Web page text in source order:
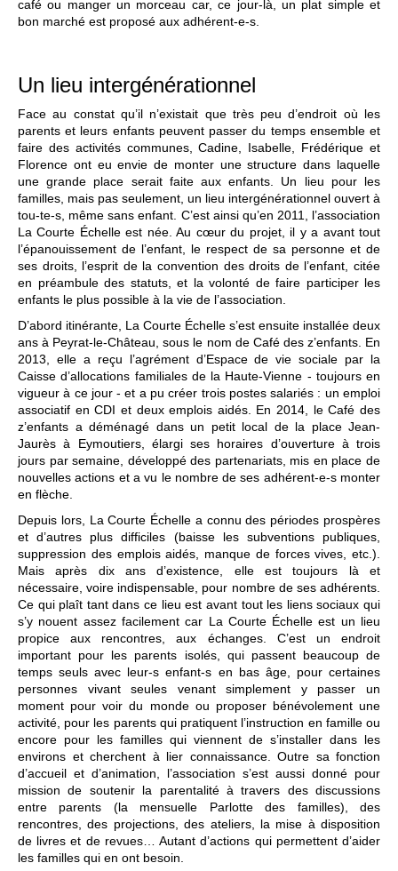
café ou manger un morceau car, ce jour-là, un plat simple et
bon marché est proposé aux adhérent-e-s.
Un lieu intergénérationnel
Face au constat qu’il n’existait que très peu d’endroit où les
parents et leurs enfants peuvent passer du temps ensemble et
faire des activités communes, Cadine, Isabelle, Frédérique et
Florence ont eu envie de monter une structure dans laquelle
une grande place serait faite aux enfants. Un lieu pour les
familles, mais pas seulement, un lieu intergénérationnel ouvert à
tou-te-s, même sans enfant. C’est ainsi qu’en 2011, l’association
La Courte Échelle est née. Au cœur du projet, il y a avant tout
l’épanouissement de l’enfant, le respect de sa personne et de
ses droits, l’esprit de la convention des droits de l’enfant, citée
en préambule des statuts, et la volonté de faire participer les
enfants le plus possible à la vie de l’association.
D’abord itinérante, La Courte Échelle s’est ensuite installée deux
ans à Peyrat-le-Château, sous le nom de Café des z’enfants. En
2013, elle a reçu l’agrément d’Espace de vie sociale par la
Caisse d’allocations familiales de la Haute-Vienne - toujours en
vigueur à ce jour - et a pu créer trois postes salariés : un emploi
associatif en CDI et deux emplois aidés. En 2014, le Café des
z’enfants a déménagé dans un petit local de la place Jean-
Jaurès à Eymoutiers, élargi ses horaires d’ouverture à trois
jours par semaine, développé des partenariats, mis en place de
nouvelles actions et a vu le nombre de ses adhérent-e-s monter
en flèche.
Depuis lors, La Courte Échelle a connu des périodes prospères
et d’autres plus difficiles (baisse les subventions publiques,
suppression des emplois aidés, manque de forces vives, etc.).
Mais après dix ans d’existence, elle est toujours là et
nécessaire, voire indispensable, pour nombre de ses adhérents.
Ce qui plaît tant dans ce lieu est avant tout les liens sociaux qui
s’y nouent assez facilement car La Courte Échelle est un lieu
propice aux rencontres, aux échanges. C’est un endroit
important pour les parents isolés, qui passent beaucoup de
temps seuls avec leur-s enfant-s en bas âge, pour certaines
personnes vivant seules venant simplement y passer un
moment pour voir du monde ou proposer bénévolement une
activité, pour les parents qui pratiquent l’instruction en famille ou
encore pour les familles qui viennent de s’installer dans les
environs et cherchent à lier connaissance. Outre sa fonction
d’accueil et d’animation, l’association s’est aussi donné pour
mission de soutenir la parentalité à travers des discussions
entre parents (la mensuelle Parlotte des familles), des
rencontres, des projections, des ateliers, la mise à disposition
de livres et de revues… Autant d’actions qui permettent d’aider
les familles qui en ont besoin.